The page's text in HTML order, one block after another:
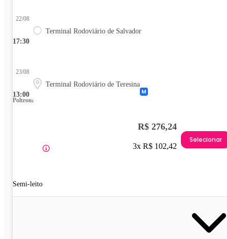
17:30
22/08
Terminal Rodoviário de Salvador
13:00
23/08
Terminal Rodoviário de Teresina
Poltrona
Semi-leito
R$ 276,24
3x R$ 102,42
Selecionar